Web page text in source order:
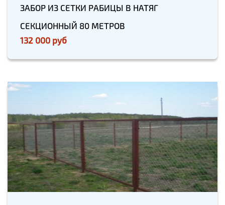
ЗАБОР ИЗ СЕТКИ РАБИЦЫ В НАТЯГ
СЕКЦИОННЫЙ 80 МЕТРОВ
132 000 руб